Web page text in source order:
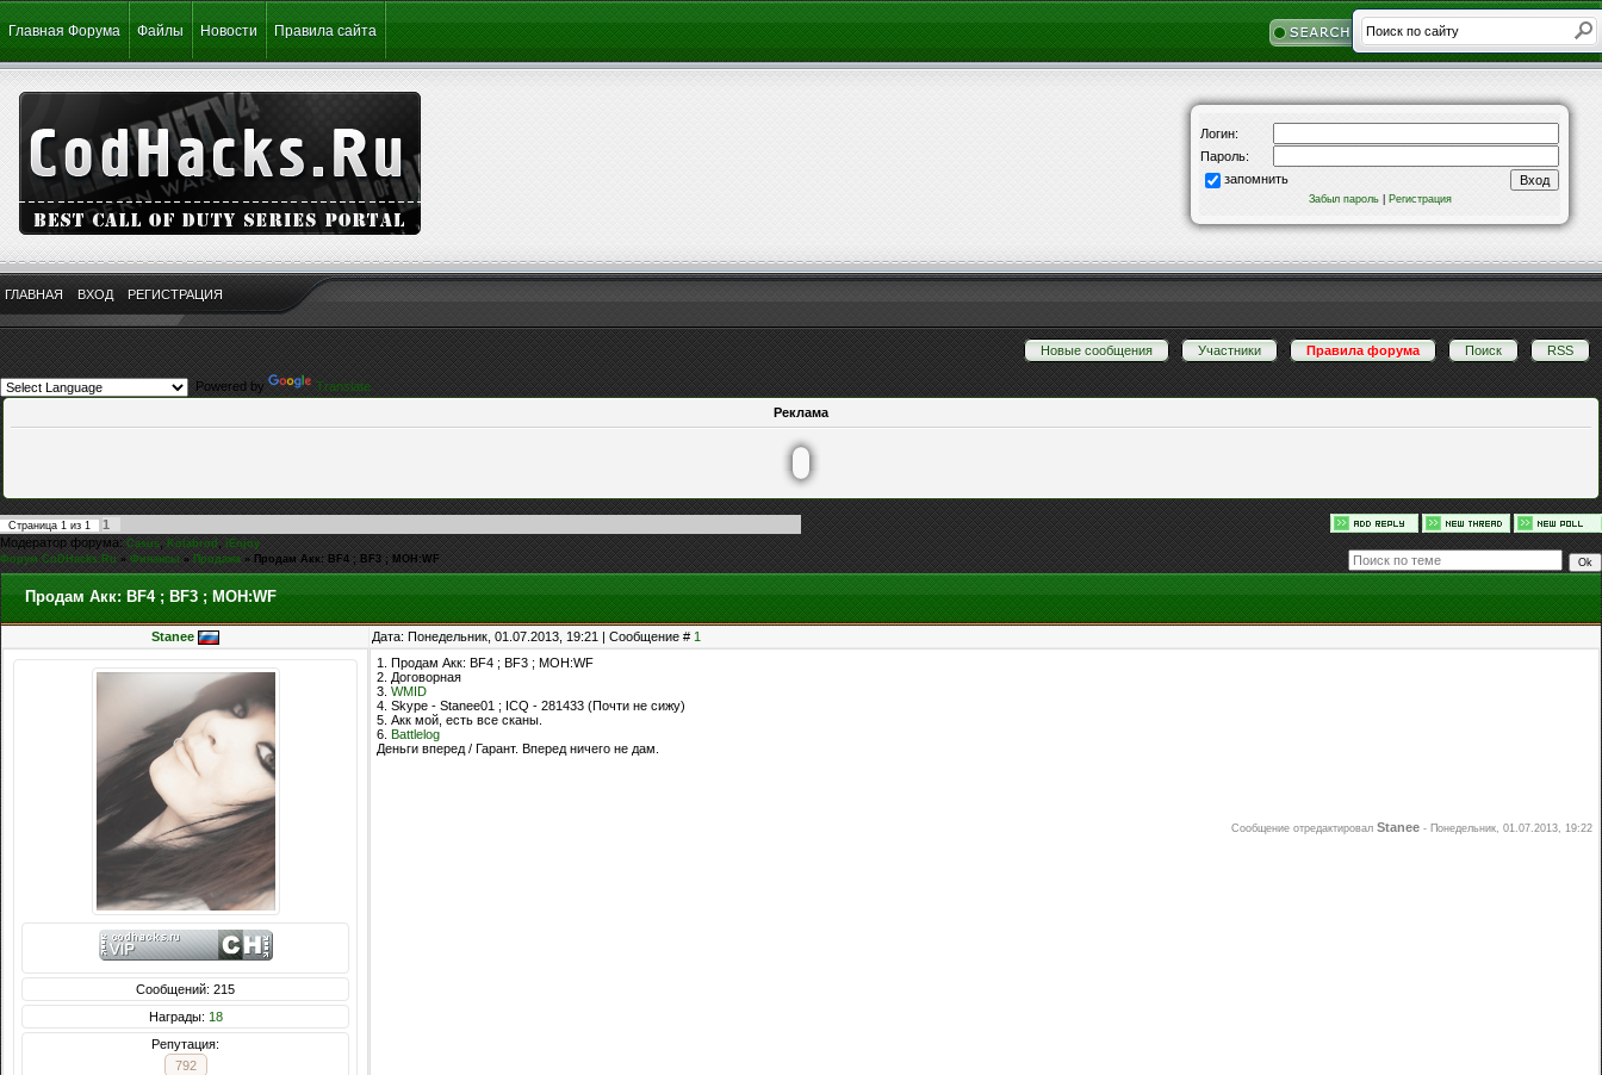
Главная Форума Файлы Новости Правила сайта
ГЛАВНАЯ ВХОД РЕГИСТРАЦИЯ
Логин:
Пароль:
запомнить
Забыл пароль| Регистрация
Новые сообщения · Участники · Правила форума · Поиск · RSS
Powered by
Translate
Реклама
Страница 1 из 1
1
Модератор форума:Casus, Kolabrod,iEnjoy
Форум CoDHacks.Ru » Финансы » Продажа » Продам Акк: BF4 ; BF3 ; MOH:WF
Продам Акк: BF4 ; BF3 ; MOH:WF
Stanee Дата: Понедельник, 01.07.2013, 19:21 | Сообщение # 1
Сообщений: 215
Награды: 18
Репутация:
792
1. Продам Акк: BF4 ; BF3 ; MOH:WF
2. Договорная
3. WMID
4. Skype - Stanee01 ; ICQ - 281433 (Почти не сижу)
5. Акк мой, есть все сканы.
6. Battlelog
Деньги вперед / Гарант. Вперед ничего не дам.
Сообщение отредактировал Stanee - Понедельник, 01.07.2013, 19:22